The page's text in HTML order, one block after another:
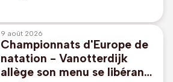
pas de relais mixte
9 août 2026
Championnats d'Europe de
natation - Vanotterdijk
allège son menu se libérant